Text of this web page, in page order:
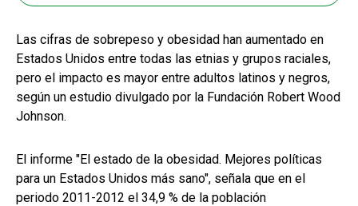
Las cifras de sobrepeso y obesidad han aumentado en
Estados Unidos entre todas las etnias y grupos raciales,
pero el impacto es mayor entre adultos latinos y negros,
según un estudio divulgado por la Fundación Robert Wood
Johnson.
El informe "El estado de la obesidad. Mejores políticas
para un Estados Unidos más sano", señala que en el
periodo 2011-2012 el 34,9 % de la población